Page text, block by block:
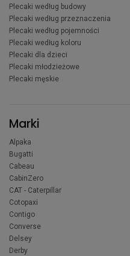
Plecaki według budowy
Plecaki według przeznaczenia
Plecaki według pojemności
Plecaki według koloru
Plecaki dla dzieci
Plecaki młodzieżowe
Plecaki męskie
Marki
Alpaka
Bugatti
Cabeau
CabinZero
CAT - Caterpillar
Cotopaxi
Contigo
Converse
Delsey
Derby